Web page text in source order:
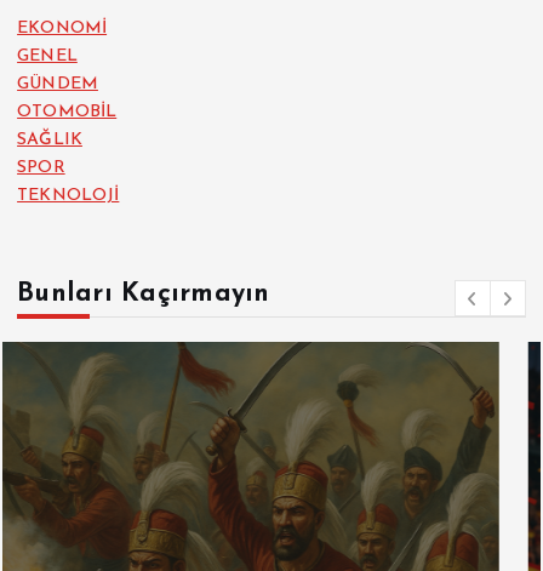
EKONOMİ
GENEL
GÜNDEM
OTOMOBİL
SAĞLIK
SPOR
TEKNOLOJİ
Bunları Kaçırmayın